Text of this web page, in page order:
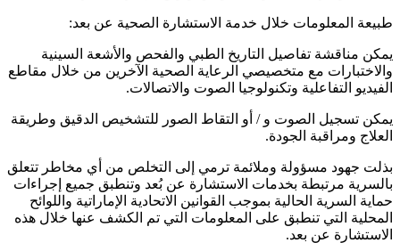
طبيعة المعلومات خلال خدمة الاستشارة الصحية عن بعد:
يمكن مناقشة تفاصيل التاريخ الطبي والفحص والأشعة السينية
والاختبارات مع متخصيصي الرعاية الصحية الآخرين من خلال مقاطع
الفيديو التفاعلية وتكنولوجيا الصوت والاتصالات.
يمكن تسجيل الصوت و / أو التقاط الصور للتشخيص الدقيق وطريقة
العلاج ومراقبة الجودة.
بذلت جهود مسؤولة وملائمة ترمي إلى التخلص من أي مخاطر تتعلق
بالسرية مرتبطة بخدمات الاستشارة عن بُعد وتنطبق جميع إجراءات
حماية السرية الحالية بموجب القوانين الاتحادية الإماراتية واللوائح
المحلية التي تنطبق على المعلومات التي تم الكشف عنها خلال هذه
الاستشارة عن بعد.